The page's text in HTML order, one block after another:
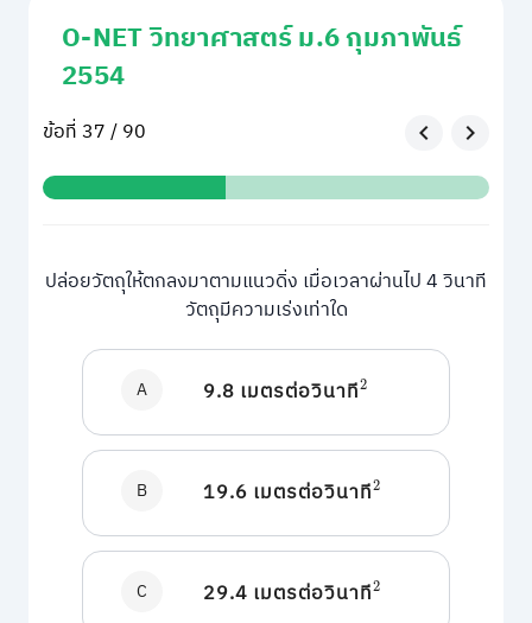
O-NET วิทยาศาสตร์ ม.6 กุมภาพันธ์
2554
ข้อที่ 37 / 90
ปล่อยวัตถุให้ตกลงมาตามแนวดิ่ง เมื่อเวลาผ่านไป 4 วินาที
วัตถุมีความเร่งเท่าใด
A 9.8 เมตรต่อวินาที2
B 19.6 เมตรต่อวินาที2
C 29.4 เมตรต่อวินาที2